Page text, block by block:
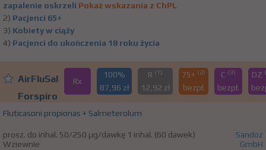
zapalenie oskrzeli Pokaż wskazania z ChPL
2) Pacjenci 65+
3) Kobiety w ciąży
4) Pacjenci do ukończenia 18 roku życia
AirFluSal
Forspiro
Rx
100%
87,96 zł
R (1)
12,92 zł
75+ (2)
bezpł.
C (3)
bezpł.
DZ
Fluticasoni propionas + Salmeterolum
prosz. do inhal. 50/250 µg/dawkę 1 inhal. (60 dawek)
Wziewnie
Sandoz
GmbH